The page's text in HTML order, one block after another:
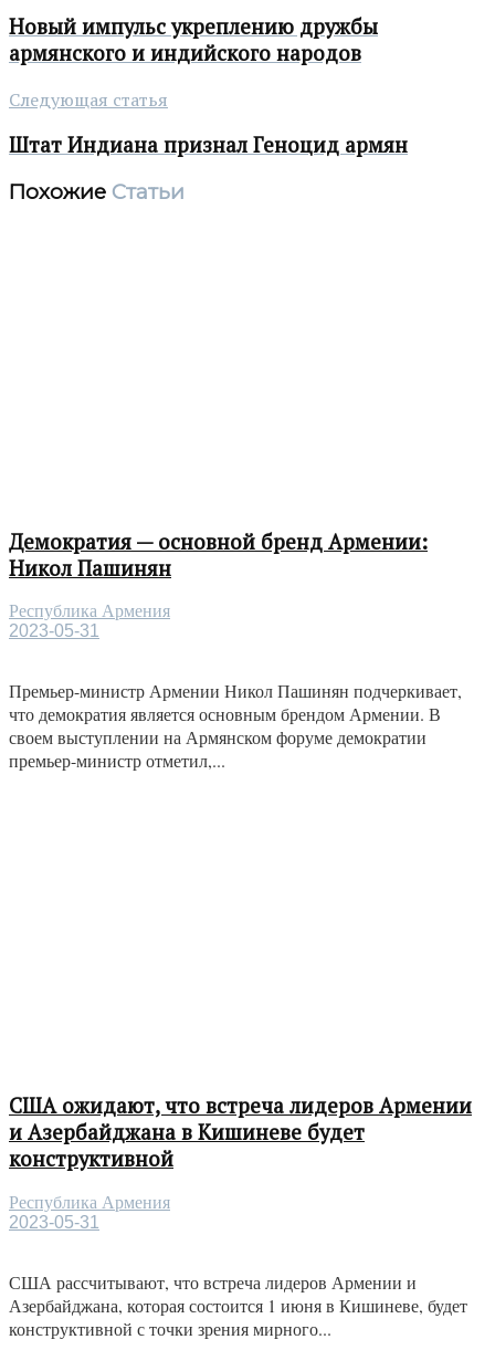
Новый импульс укреплению дружбы
армянского и индийского народов
Следующая статья
Штат Индиана признал Геноцид армян
Похожие Статьи
Демократия — основной бренд Армении:
Никол Пашинян
Республика Армения
2023-05-31
Премьер-министр Армении Никол Пашинян подчеркивает,
что демократия является основным брендом Армении. В
своем выступлении на Армянском форуме демократии
премьер-министр отметил,...
США ожидают, что встреча лидеров Армении
и Азербайджана в Кишиневе будет
конструктивной
Республика Армения
2023-05-31
США рассчитывают, что встреча лидеров Армении и
Азербайджана, которая состоится 1 июня в Кишиневе, будет
конструктивной с точки зрения мирного...